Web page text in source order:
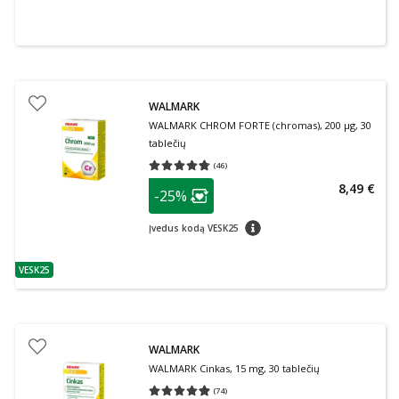
patarimas
VESK25
WALMARK
WALMARK CHROM FORTE (chromas), 200 µg, 30
tablečių
(46)
Vidutinis įvertinimas 4.74
patarimas
Lojalumo klubo narių nuolaida
-25%
Įvedus kodą VESK25 patarimas
8,49 €
WALMARK
WALMARK Cinkas, 15 mg, 30 tablečių
(74)
Vidutinis įvertinimas 4.95